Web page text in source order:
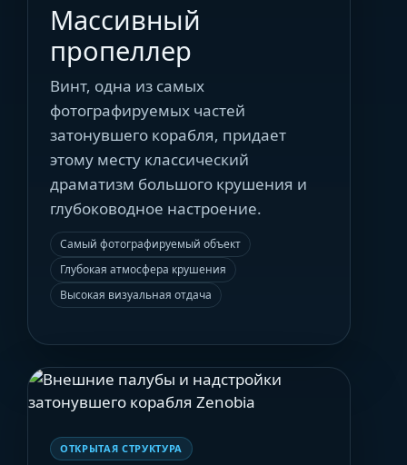
Массивный
пропеллер
Винт, одна из самых
фотографируемых частей
затонувшего корабля, придает
этому месту классический
драматизм большого крушения и
глубоководное настроение.
Самый фотографируемый объект
Глубокая атмосфера крушения
Высокая визуальная отдача
ОТКРЫТАЯ СТРУКТУРА